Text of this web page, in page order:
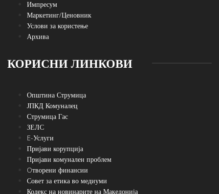
Импресум
Маркетинг/Ценовник
Услови за користење
Архива
КОРИСНИ ЛИНКОВИ
Општина Струмица
ЈПКД Комуналец
Струмица Гас
ЗЕЛС
E-Услуги
Пријави корупција
Пријави комунален проблем
Oтворени финансии
Совет за етика во медиуми
Кодекс на новинарите на Македонија